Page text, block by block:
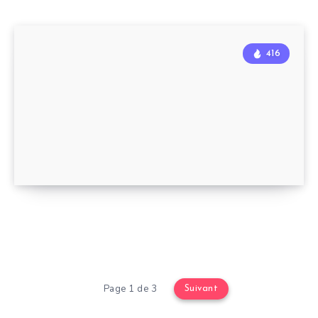
416
Page 1 de 3 Suivant